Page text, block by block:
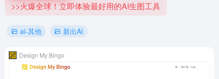
>>火爆全球！立即体验最好用的AI生图工具
ai-其他 新出AI
Design My Bingo